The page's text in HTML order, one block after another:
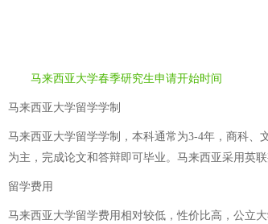
马来西亚大学春季研究生申请开始时间
马来西亚大学留学学制
马来西亚大学留学学制，本科通常为3-4年，商科、
为主，完成论文和答辩即可毕业。马来西亚采用英
留学费用
马来西亚大学留学费用相对较低，性价比高，公立